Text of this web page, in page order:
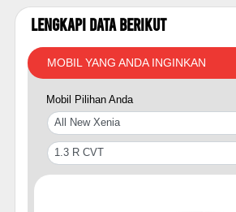
Lengkapi Data Berikut
MOBIL YANG ANDA INGINKAN
Mobil Pilihan Anda